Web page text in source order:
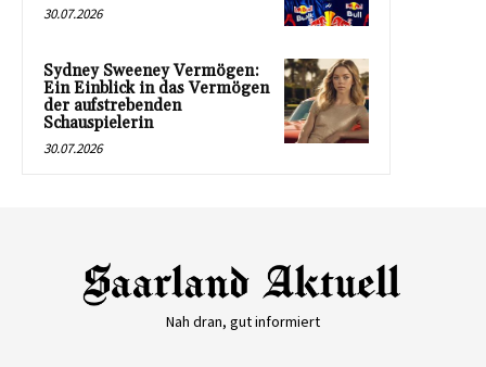
30.07.2026
Sydney Sweeney Vermögen:
Ein Einblick in das Vermögen
der aufstrebenden
Schauspielerin
30.07.2026
Nah dran, gut informiert